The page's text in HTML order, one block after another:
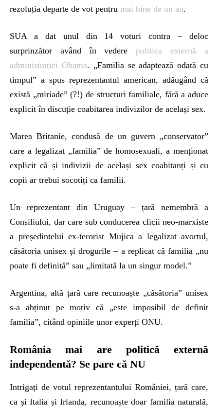
rezoluția departe de vot pentru mai bine de un an.
SUA a dat unul din 14 voturi contra – deloc
surprinzător având în vedere politica externă a
administrației Obama. „Familia se adaptează odată cu
timpul” a spus reprezentantul american, adăugând că
există „miriade” (?!) de structuri familiale, fără a aduce
explicit în discuție coabitarea indivizilor de același sex.
Marea Britanie, condusă de un guvern „conservator”
care a legalizat „familia” de homosexuali, a menționat
explicit că și indivizii de același sex coabitanți și cu
copii ar trebui socotiți ca familii.
Un reprezentant din Uruguay – țară nemembră a
Consiliului, dar care sub conducerea clicii neo-marxiste
a președintelui ex-terorist Mujica a legalizat avortul,
căsătoria unisex și drogurile – a replicat că familia „nu
poate fi definită” sau „limitată la un singur model.”
Argentina, altă țară care recunoaște „căsătoria” unisex
s-a abținut pe motiv că „este imposibil de definit
familia”, citând opiniile unor experți ONU.
România mai are politică externă
independentă? Se pare că NU
Intrigați de votul reprezentantului României, țară care,
ca și Italia și Irlanda, recunoaște doar familia naturală,